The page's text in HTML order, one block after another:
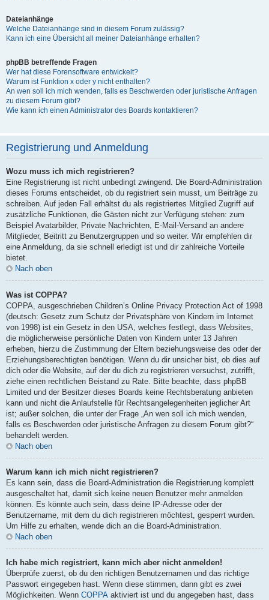
Dateianhänge
Welche Dateianhänge sind in diesem Forum zulässig?
Kann ich eine Übersicht all meiner Dateianhänge erhalten?
phpBB betreffende Fragen
Wer hat diese Forensoftware entwickelt?
Warum ist Funktion x oder y nicht enthalten?
An wen soll ich mich wenden, falls es Beschwerden oder juristische Anfragen
zu diesem Forum gibt?
Wie kann ich einen Administrator des Boards kontaktieren?
Registrierung und Anmeldung
Wozu muss ich mich registrieren?
Eine Registrierung ist nicht unbedingt zwingend. Die Board-Administration
dieses Forums entscheidet, ob du registriert sein musst, um Beiträge zu
schreiben. Auf jeden Fall erhältst du als registriertes Mitglied Zugriff auf
zusätzliche Funktionen, die Gästen nicht zur Verfügung stehen: zum
Beispiel Avatarbilder, Private Nachrichten, E-Mail-Versand an andere
Mitglieder, Beitritt zu Benutzergruppen und so weiter. Wir empfehlen dir
eine Anmeldung, da sie schnell erledigt ist und dir zahlreiche Vorteile
bietet.
Nach oben
Was ist COPPA?
COPPA, ausgeschrieben Children’s Online Privacy Protection Act of 1998
(deutsch: Gesetz zum Schutz der Privatsphäre von Kindern im Internet
von 1998) ist ein Gesetz in den USA, welches festlegt, dass Websites,
die möglicherweise persönliche Daten von Kindern unter 13 Jahren
erheben, hierzu die Zustimmung der Eltern beziehungsweise des oder der
Erziehungsberechtigten benötigen. Wenn du dir unsicher bist, ob dies auf
dich oder die Website, auf der du dich zu registrieren versuchst, zutrifft,
ziehe einen rechtlichen Beistand zu Rate. Bitte beachte, dass phpBB
Limited und der Besitzer dieses Boards keine Rechtsberatung anbieten
kann und nicht die Anlaufstelle für Rechtsangelegenheiten jeglicher Art
ist; außer solchen, die unter der Frage „An wen soll ich mich wenden,
falls es Beschwerden oder juristische Anfragen zu diesem Forum gibt?“
behandelt werden.
Nach oben
Warum kann ich mich nicht registrieren?
Es kann sein, dass die Board-Administration die Registrierung komplett
ausgeschaltet hat, damit sich keine neuen Benutzer mehr anmelden
können. Es könnte auch sein, dass deine IP-Adresse oder der
Benutzername, mit dem du dich registrieren möchtest, gesperrt wurden.
Um Hilfe zu erhalten, wende dich an die Board-Administration.
Nach oben
Ich habe mich registriert, kann mich aber nicht anmelden!
Überprüfe zuerst, ob du den richtigen Benutzernamen und das richtige
Passwort eingegeben hast. Wenn diese stimmen, dann gibt es zwei
Möglichkeiten. Wenn COPPA aktiviert ist und du angegeben hast, dass